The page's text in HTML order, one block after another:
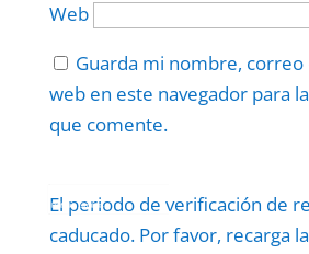
Web
Guarda mi nombre,
web en este navegador para
que comente.
El periodo de verificación de
caducado. Por favor, recarga
Politica–Términos.